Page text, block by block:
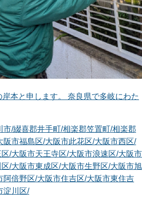
区/京都市左京区/京都市中京区/京都市東
市南区/京都市右京区/京都市伏見区/京
区/宇治市/亀岡市/向日市/長岡京市/八幡
郡大山崎町 久世郡久御山町/池田市/高
郡島本町/
ガーデン京都長岡京店の西田と申
区/京都市左京区/京都市中京区/京都市東
市南区/京都市右京区/京都市伏見区/京
区/宇治市/亀岡市/城陽市/向日市/長岡京
川市/乙訓郡大山崎町/久世郡久御山町/
田原町/相楽郡和束町/相楽郡精華町/
本と申します。 奈良県で多岐にわた
市/綴喜郡井手町 /相楽郡笠置町 /相楽郡
阪市福島区/大阪市此花区/大阪市西区/
/大阪市天王寺区/大阪市浪速区/大阪市
/大阪市東成区/大阪市生野区/大阪市旭
阿倍野区/大阪市住吉区/大阪市東住吉
淀川区/